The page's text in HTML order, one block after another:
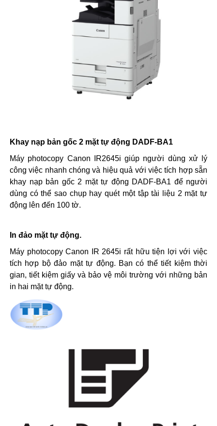
Khay nạp bản gốc 2 mặt tự động DADF-BA1
Máy photocopy Canon IR2645i giúp người dùng xử lý
công việc nhanh chóng và hiệu quả với việc tích hợp sẵn
khay nạp bản gốc 2 mặt tự động DADF-BA1 để người
dùng có thể sao chụp hay quét một tập tài liệu 2 mặt tự
động lên đến 100 tờ.
In đảo mặt tự động.
Máy photocopy Canon IR 2645i rất hữu tiện lợi với việc
tích hợp bộ đảo mặt tự động. Bạn có thể tiết kiệm thời
gian, tiết kiệm giấy và bảo vệ môi trường với những bản
in hai mặt tự động.